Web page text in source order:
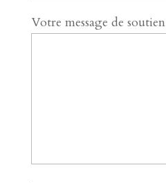
Votre message de soutien